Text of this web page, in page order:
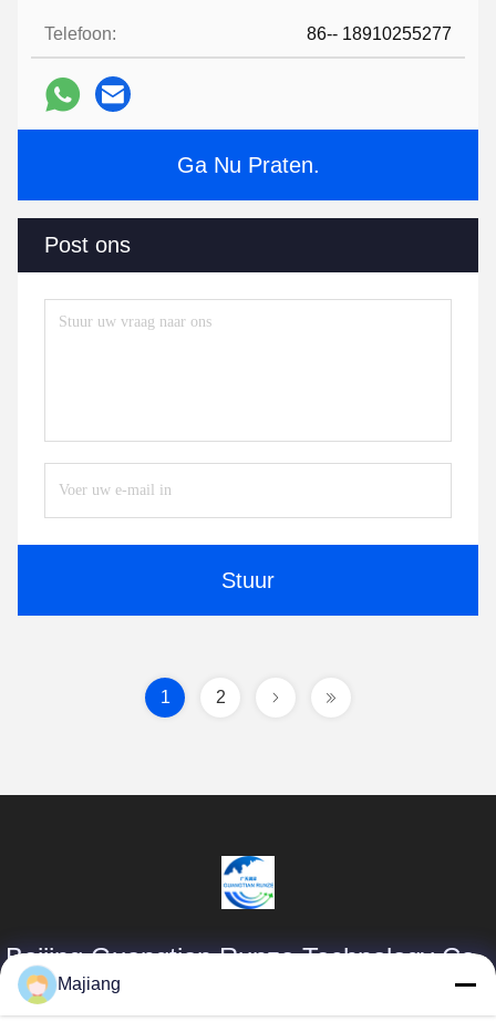
Telefoon: 86-- 18910255277
Ga Nu Praten.
Post ons
Stuur
1 2
Beijing Guangtian Runze Technology Co.,
Majiang